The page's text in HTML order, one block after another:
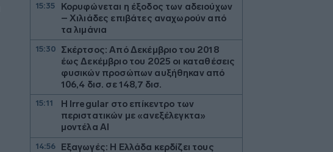
15:35
Κορυφώνεται η έξοδος των αδειούχων
– Χιλιάδες επιβάτες αναχωρούν από
τα λιμάνια
15:30
Σκέρτσος: Από Δεκέμβριο του 2018
έως Δεκέμβριο του 2025 οι καταθέσεις
φυσικών προσώπων αυξήθηκαν από
106,4 δισ. σε 148,7 δισ.
15:11
Η Irregular στο επίκεντρο των
περιστατικών με «ανεξέλεγκτα»
μοντέλα AI
14:56
Εξαγωγές: Η Ελλάδα κερδίζει τους